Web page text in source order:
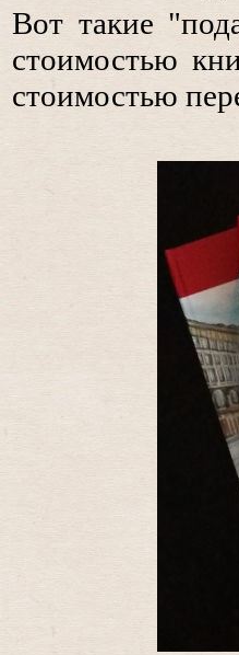
Вот такие
стоимостью
стоимостью